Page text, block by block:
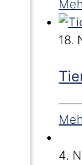
18.
4.